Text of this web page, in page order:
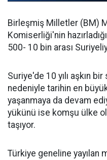
Birleşmiş Milletler (BM)
Komiserliği'nin
500- 10 bin arası
Suriye'de 10 yılı aşkın
nedeniyle tarihin en
yaşanmaya da devam
yükünü ise komşu ülke
taşıyor.
Türkiye geneline yayılan